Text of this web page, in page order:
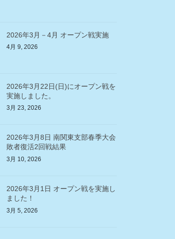
2026年3月－4月 オープン戦実施
4月 9, 2026
2026年3月22日(日)にオープン戦を
実施しました。
3月 23, 2026
2026年3月8日 南関東支部春季大会
敗者復活2回戦結果
3月 10, 2026
2026年3月1日 オープン戦を実施し
ました！
3月 5, 2026